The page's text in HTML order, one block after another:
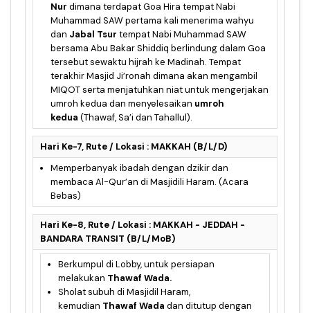
Nur dimana terdapat Goa Hira tempat Nabi
Muhammad SAW pertama kali menerima wahyu
dan Jabal Tsur tempat Nabi Muhammad SAW
bersama Abu Bakar Shiddiq berlindung dalam Goa
tersebut sewaktu hijrah ke Madinah. Tempat
terakhir Masjid Ji’ronah dimana akan mengambil
MIQOT serta menjatuhkan niat untuk mengerjakan
umroh kedua dan menyelesaikan umroh
kedua (Thawaf, Sa’i dan Tahallul).
Hari Ke-7, Rute / Lokasi : MAKKAH (B/L/D)
Memperbanyak ibadah dengan dzikir dan
membaca Al-Qur’an di Masjidili Haram. (Acara
Bebas)
Hari Ke-8, Rute / Lokasi : MAKKAH - JEDDAH -
BANDARA TRANSIT (B/L/MoB)
Berkumpul di Lobby, untuk persiapan
melakukan Thawaf Wada.
Sholat subuh di Masjidil Haram,
kemudian Thawaf Wada dan ditutup dengan